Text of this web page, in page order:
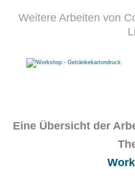
Weitere Arbeiten von
Eine Übersicht der